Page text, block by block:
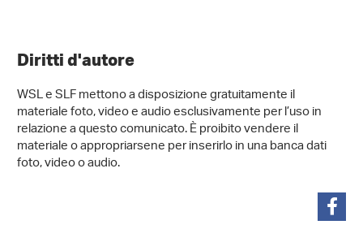
Diritti d'autore
WSL e SLF mettono a disposizione gratuitamente il
materiale foto, video e audio esclusivamente per l’uso in
relazione a questo comunicato. È proibito vendere il
materiale o appropriarsene per inserirlo in una banca dati
foto, video o audio.